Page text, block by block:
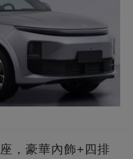
，豪華內飾+四排